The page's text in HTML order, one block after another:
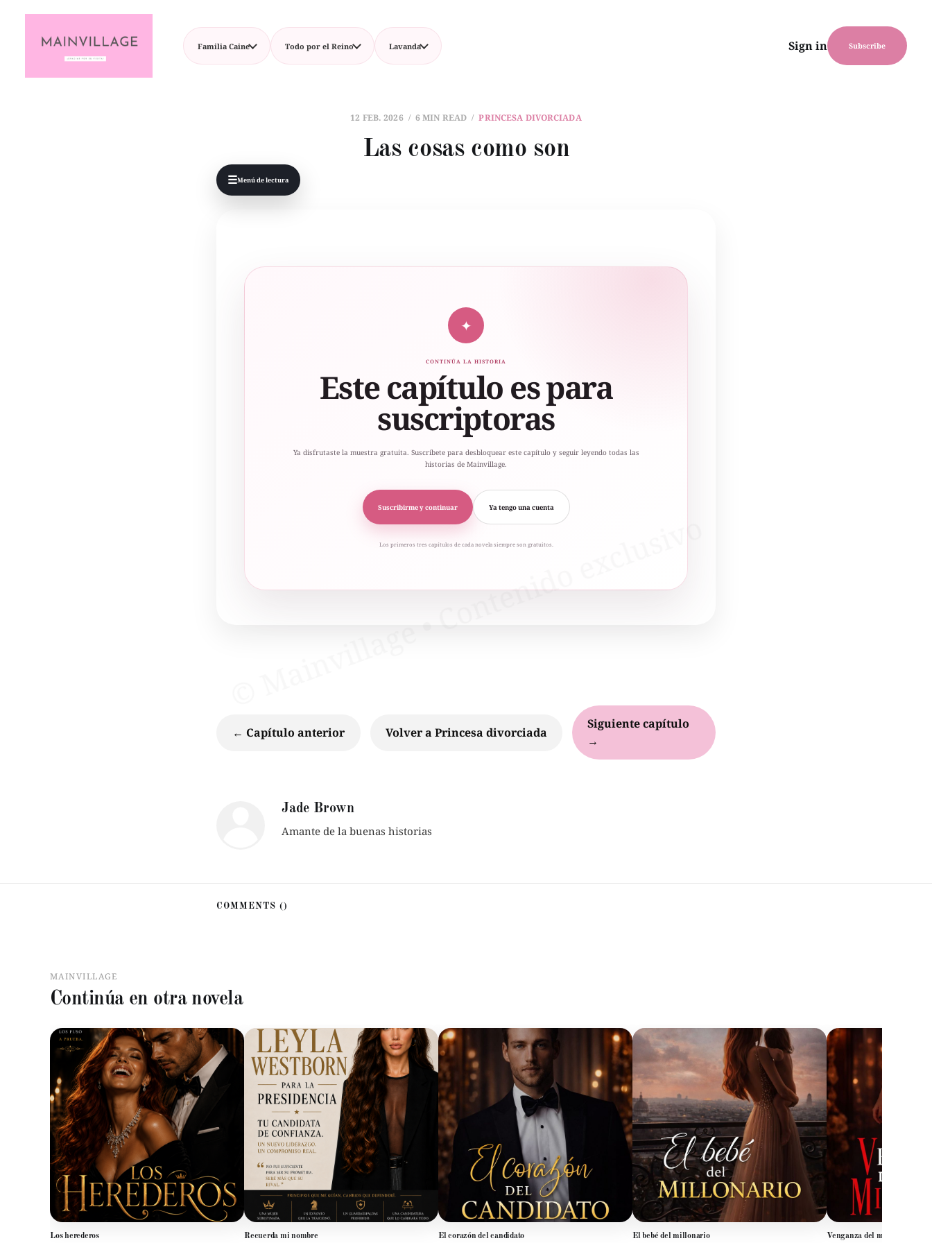
Familia Caine Todo por el Reino Lavanda Sign in Subscribe
12 FEB. 2026 6 MIN READ PRINCESA DIVORCIADA
Las cosas como son
☰Menú de lectura
✦
CONTINÚA LA HISTORIA
Este capítulo es para
suscriptoras
Ya disfrutaste la muestra gratuita. Suscríbete para desbloquear este capítulo y seguir leyendo todas las
historias de Mainvillage.
Suscribirme y continuar Ya tengo una cuenta
Los primeros tres capítulos de cada novela siempre son gratuitos.
← Capítulo anterior Volver a Princesa divorciada
Siguiente capítulo
→
Jade Brown
Amante de la buenas historias
COMMENTS ()
MAINVILLAGE
Continúa en otra novela
Los herederos Recuerda mi nombre El corazón del candidato El bebé del millonario Venganza del millonario